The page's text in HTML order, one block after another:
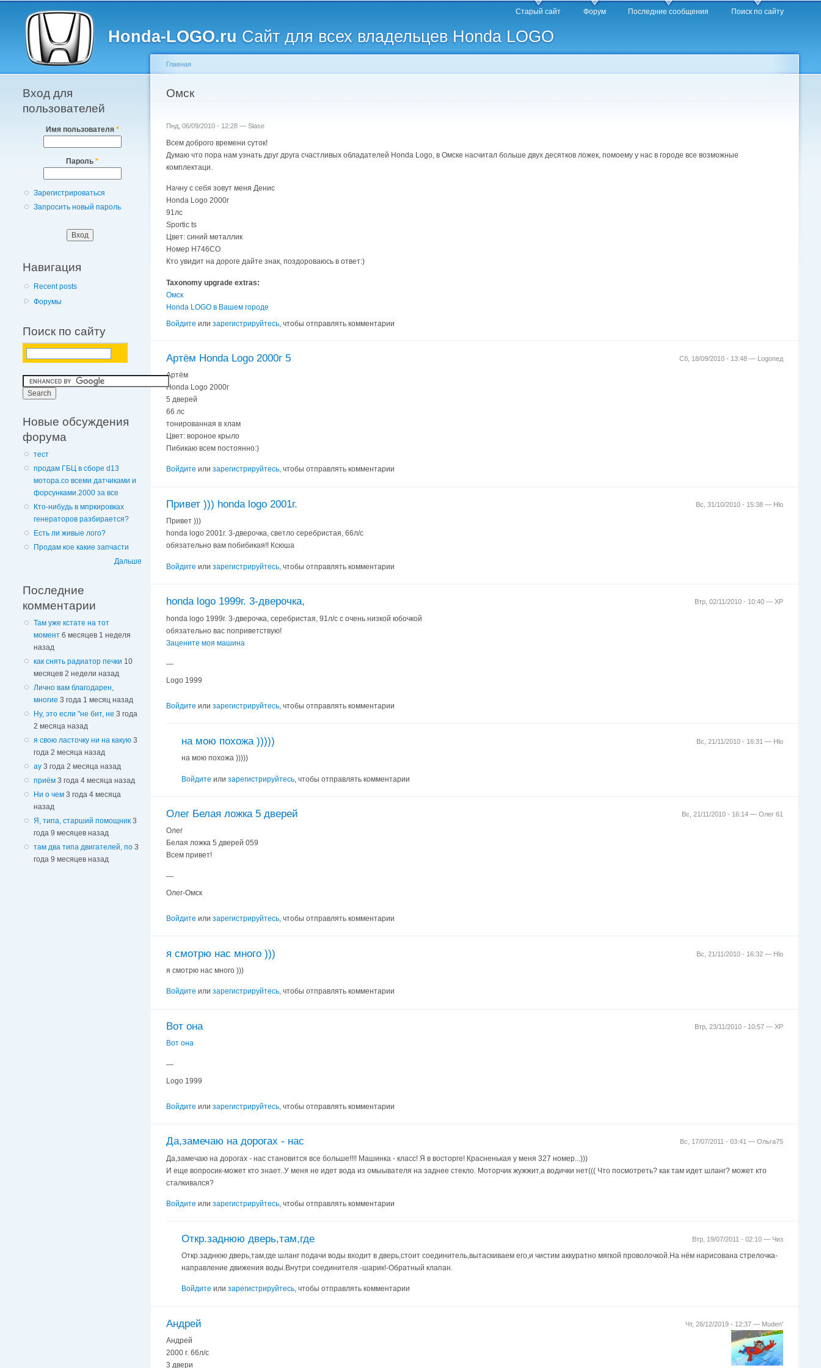
Honda-LOGO.ru Сайт для всех владельцев Honda LOGO
Главное меню Старый сайт Форум Последние сообщения Поиск по сайту
Вход для
пользователей
Имя пользователя *
Пароль *
Зарегистрироваться
Запросить новый пароль
Навигация
Recent posts
Форумы
Поиск по сайту
Новые обсуждения
форума
тест
продам ГБЦ в сборе d13
мотора.со всеми датчиками и
форсунками.2000 за все
Кто-нибудь в мпркировках
генераторов разбирается?
Есть ли живые лого?
Продам кое какие запчасти
Дальше
Последние
комментарии
Там уже кстате на тот
момент 6 месяцев 1 неделя
назад
как снять радиатор печки 10
месяцев 2 недели назад
Лично вам благодарен,
многие 3 года 1 месяц назад
Ну, это если "не бит, не 3 года
2 месяца назад
я свою ласточку ни на какую 3
года 2 месяца назад
ау 3 года 2 месяца назад
приём 3 года 4 месяца назад
Ни о чем 3 года 4 месяца
назад
Я, типа, старший помощник 3
года 9 месяцев назад
там два типа двигателей, по 3
года 9 месяцев назад
Вы здесь
Главная
Омск
Пнд, 06/09/2010 - 12:28 — Slase
Всем доброго времени суток!
Думаю что пора нам узнать друг друга счастливых обладателей Honda Logo, в Омске насчитал больше двух десятков ложек, помоему у нас в городе все возможные
комплектаци.
Начну с себя зовут меня Денис
Honda Logo 2000г
91лс
Sportic ts
Цвет: синий металлик
Номер Н746СО
Кто увидит на дороге дайте знак, поздороваюсь в ответ:)
Taxonomy upgrade extras:
Омск
Honda LOGO в Вашем городе
Войдите или зарегистрируйтесь, чтобы отправлять комментарии
Сб, 18/09/2010 - 13:48 — Logoпед
Артём Honda Logo 2000г 5
Артём
Honda Logo 2000г
5 дверей
66 лс
тонированная в хлам
Цвет: вороное крыло
Пибикаю всем постоянно:)
Войдите или зарегистрируйтесь, чтобы отправлять комментарии
Вс, 31/10/2010 - 15:38 — Hlo
Привет ))) honda logo 2001г.
Привет )))
honda logo 2001г. 3-дверочка, светло серебристая, 66л/с
обязательно вам побибикая!! Ксюша
Войдите или зарегистрируйтесь , чтобы отправлять комментарии
Втр, 02/11/2010 - 10:40 — XP
honda logo 1999г. 3-дверочка,
honda logo 1999г. 3-дверочка, серебристая, 91л/с с очень низкой юбочкой
обязательно вас поприветствую!
Зацените моя машина
—
Logo 1999
Войдите или зарегистрируйтесь, чтобы отправлять комментарии
Вс, 21/11/2010 - 16:31 — Hlo
на мою похожа )))))
на мою похожа )))))
Войдите или зарегистрируйтесь , чтобы отправлять комментарии
Вс, 21/11/2010 - 16:14 — Олег 61
Олег Белая ложка 5 дверей
Олег
Белая ложка 5 дверей 059
Всем привет!
—
Олег-Омск
Войдите или зарегистрируйтесь, чтобы отправлять комментарии
Вс, 21/11/2010 - 16:32 — Hlo
я смотрю нас много )))
я смотрю нас много )))
Войдите или зарегистрируйтесь, чтобы отправлять комментарии
Втр, 23/11/2010 - 10:57 — XP
Вот она
Вот она
—
Logo 1999
Войдите или зарегистрируйтесь, чтобы отправлять комментарии
Вс, 17/07/2011 - 03:41 — Ольга75
Да,замечаю на дорогах - нас
Да,замечаю на дорогах - нас становится все больше!!!! Машинка - класс! Я в восторге! Красненькая у меня 327 номер...)))
И еще вопросик-может кто знает..У меня не идет вода из омыывателя на заднее стекло. Моторчик жужжит,а водички нет((( Что посмотреть? как там идет шланг? может кто
сталкивался?
Войдите или зарегистрируйтесь, чтобы отправлять комментарии
Втр, 19/07/2011 - 02:10 — Чиз
Откр.заднюю дверь,там,где
Откр.заднюю дверь,там,где шланг подачи воды входит в дверь,стоит соединитель,вытаскиваем его,и чистим аккуратно мягкой проволочкой.На нём нарисована стрелочка-
направление движения воды.Внутри соединителя -шарик!-Обратный клапан.
Войдите или зарегистрируйтесь, чтобы отправлять комментарии
Чт, 26/12/2019 - 12:37 — Muden'
Андрей
Андрей
2000 г. 66л/с
3 двери